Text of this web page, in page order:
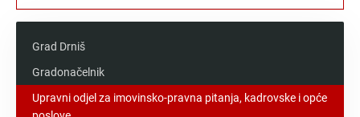
Grad Drniš
Gradonačelnik
Upravni odjel za imovinsko-pravna pitanja, kadrovske i opće